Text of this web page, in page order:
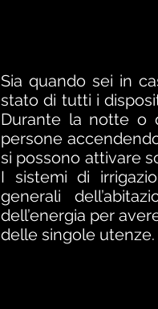
Sia quando sei in
stato di tutti i
Durante la notte o
persone
si possono attivare
I sistemi di
generali
dell’energia per
delle singole utenze.